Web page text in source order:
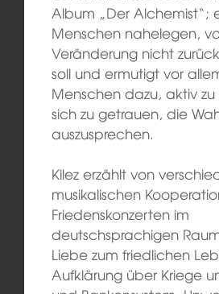
Album „Der Alchemist“;
Menschen nahelegen,
Veränderung nicht
soll und ermutigt vor
Menschen dazu, aktiv
sich zu getrauen, die
auszusprechen.
Kilez erzählt von
musikalischen
Friedenskonzerten im
deutschsprachigen
Liebe zum friedlichen
Aufklärung über Kriege